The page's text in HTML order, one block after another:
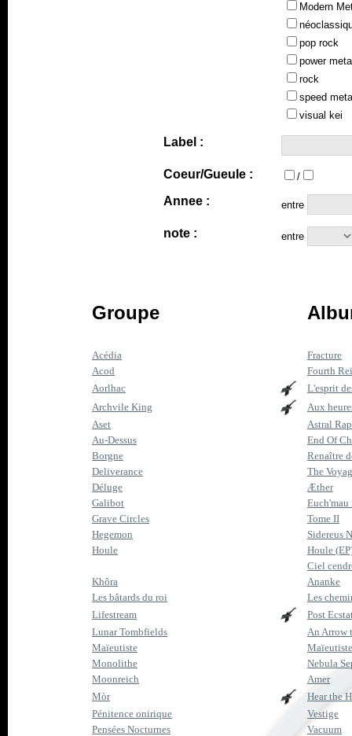
Modern
pop rock
power
rock
speed
visual kei
Label :
Coeur/Gueule : /
Annee : entre
note : entre
Groupe
Acédia
Fracture
Acod
Fourth
Aorlhac
L'esprit
Archvile King
Aux
Aset
Astral
Au-Dessus
End Of
Borgne
Renaître
Deliverance
The
Déluge
Æther
Galibot
Grave Circles
Tome II
Hegemon
Sidereus
Houle
Houle
Ciel
Khôra
Ananke
Les bâtards du roi
Les
Lifestream
Post
Lunar Tombfields
An Arrow
Maïeutiste
Maïeutiste
Monolithe
Nebula
Moonreich
Amer
Mòr
Hear the
Pénitence onirique
Vestige
Pensées Nocturnes
Vacuum